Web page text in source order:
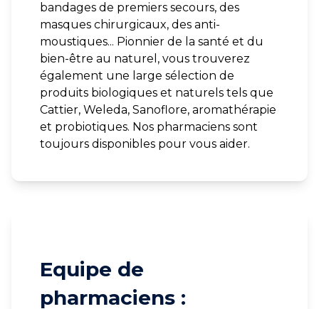
bandages de premiers secours, des
masques chirurgicaux, des anti-
moustiques... Pionnier de la santé et du
bien-être au naturel, vous trouverez
également une large sélection de
produits biologiques et naturels tels que
Cattier, Weleda, Sanoflore, aromathérapie
et probiotiques. Nos pharmaciens sont
toujours disponibles pour vous aider.
Equipe de
pharmaciens :